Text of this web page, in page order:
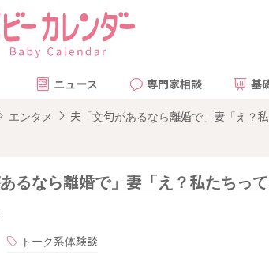
ニュース 専門家相談 基
エンタメ 夫「文句があるなら離婚で」妻「え？
るなら離婚で」妻「え？私たちっ
トーク系体験談